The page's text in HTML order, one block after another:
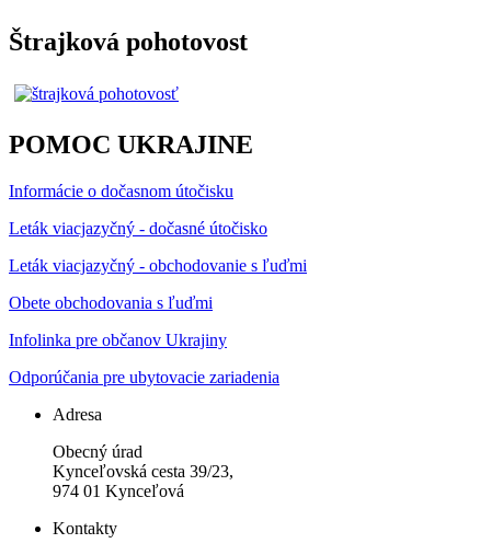
Štrajková pohotovost
POMOC UKRAJINE
Informácie o dočasnom útočisku
Leták viacjazyčný - dočasné útočisko
Leták viacjazyčný - obchodovanie s ľuďmi
Obete obchodovania s ľuďmi
Infolinka pre občanov Ukrajiny
Odporúčania pre ubytovacie zariadenia
Adresa
Obecný úrad
Kynceľovská cesta 39/23,
974 01 Kynceľová
Kontakty